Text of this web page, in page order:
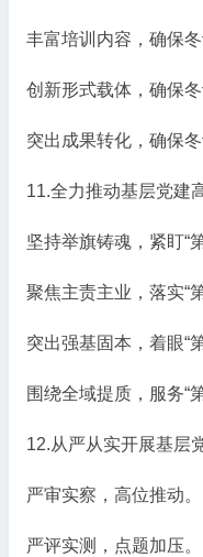
丰富培训内容，确保冬
创新形式载体，确保冬
突出成果转化，确保冬
11.全力推动基层党建
坚持举旗铸魂，紧盯“
聚焦主责主业，落实“
突出强基固本，着眼“
围绕全域提质，服务“
12.从严从实开展基层
严审实察，高位推动。
严评实测，点题加压。